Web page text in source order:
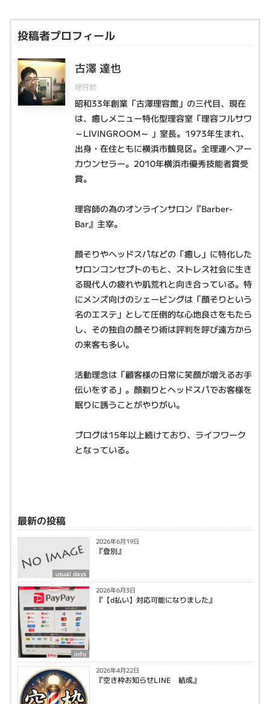
投稿者プロフィール
古澤 達也
理容師
昭和33年創業「古澤理容館」の三代目、現在
は、癒しメニュー特化型理容室「理容フルサワ
～LIVINGROOM～ 」室長。1973年生まれ、
出身・在住ともに横浜市鶴見区。全理連ヘアー
カウンセラー。2010年横浜市優秀技能者賞受
賞。
理容師の為のオンラインサロン『Barber-
Bar』主宰。
顔そりやヘッドスパなどの「癒し」に特化した
サロンコンセプトのもと、ストレス社会に生き
る現代人の疲れや肌荒れと向き合っている。特
にメンズ向けのシェービングは「顔そりという
名のエステ」として圧倒的な心地良さをもたら
し、その独自の顔そり術は評判を呼び遠方から
の来客も多い。
活動理念は「顧客様の日常に笑顔が増えるお手
伝いをする」。顔剃りとヘッドスパでお客様を
眠りに誘うことがやりがい。
ブログは15年以上続けており、ライフワーク
となっている。
最新の投稿
usual days
2026年6月19日
『登別』
info
2026年6月3日
『【d払い】対応可能になりました』
2026年4月22日
『空き枠お知らせLINE 結成』